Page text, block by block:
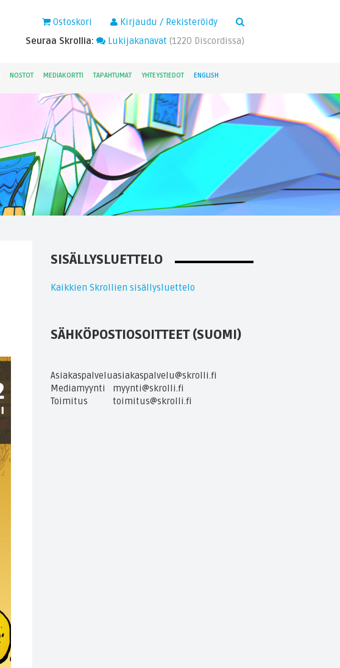
Kirjaudu / Rekisteröidy
Ostoskori
Seuraa Skrollia:
Lukijakanavat (1220 Discordissa)
NOSTOT MEDIAKORTTI TAPAHTUMAT YHTEYSTIEDOT ENGLISH
SISÄLLYSLUETTELO
Kaikkien Skrollien sisällysluettelo
SÄHKÖPOSTIOSOITTEET (SUOMI)
Asiakaspalveluasiakaspalvelu@skrolli.fi
Mediamyynti
myynti@skrolli.fi
Toimitus
toimitus@skrolli.fi